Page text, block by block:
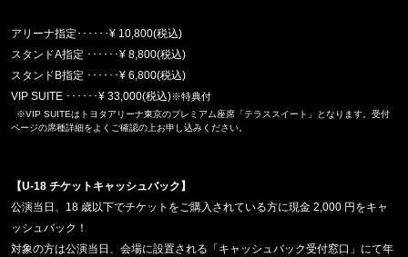
アリーナ指定･･････¥ 10,800(税込)
スタンドA指定 ･･････¥ 8,800(税込)
スタンド B指定 ･･････¥ 6,800(税込)
VIP SUITE ･･････¥ 33,000(税込)※特典付
※VIP SUITEはトヨタアリーナ東京のプレミアム座席「テラススイート」となります。受付
ページの席種詳細をよくご確認の上お申し込みください。
【U-18チケットキャッシュバック】
公演当日、 18 歳以下でチケットをご購入されている方に現金 2,000 円をキャ
ッシュバック！
対象の方は公演当日、会場に設置される「キャッシュバック受付窓口」にて年